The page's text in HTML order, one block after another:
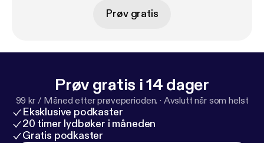
Prøv gratis
Prøv gratis i 14 dager
99 kr / Måned etter prøveperioden. · Avslutt når som helst
Eksklusive podkaster
20 timer lydbøker i måneden
Gratis podkaster